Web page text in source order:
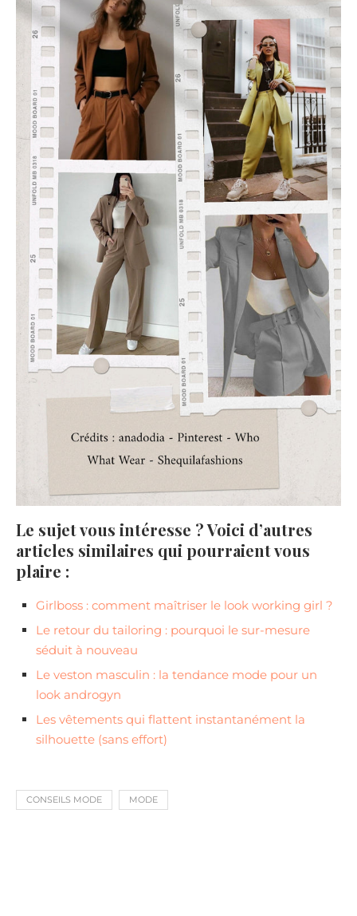
Le sujet vous intéresse ? Voici d’autres
articles similaires qui pourraient vous
plaire :
Girlboss : comment maîtriser le look working girl ?
Le retour du tailoring : pourquoi le sur-mesure
séduit à nouveau
Le veston masculin : la tendance mode pour un
look androgyn
Les vêtements qui flattent instantanément la
silhouette (sans effort)
CONSEILS MODE MODE